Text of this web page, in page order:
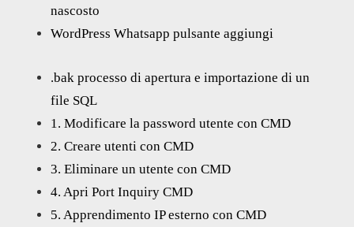
nascosto
WordPress Whatsapp pulsante aggiungi
.bak processo di apertura e importazione di un
file SQL
1. Modificare la password utente con CMD
2. Creare utenti con CMD
3. Eliminare un utente con CMD
4. Apri Port Inquiry CMD
5. Apprendimento IP esterno con CMD